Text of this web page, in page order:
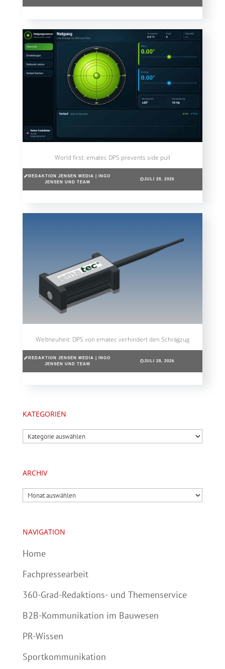
World first: ematec DPS prevents side pull
REDAKTION JENSEN MEDIA | INGO
JENSEN UND TEAM
JULI 28, 2026
Weltneuheit: DPS von ematec verhindert den Schrägzug
REDAKTION JENSEN MEDIA | INGO
JENSEN UND TEAM
JULI 28, 2026
KATEGORIEN
Kategorien
ARCHIV
Archiv
NAVIGATION
Home
Fachpressearbeit
360-Grad-Redaktions- und Themenservice
B2B-Kommunikation im Bauwesen
PR-Wissen
Sportkommunikation